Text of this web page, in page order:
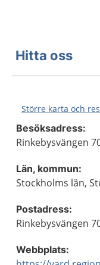
Hitta oss
Större karta och
Besöksadress:
Rinkebysvängen
Län, kommun:
Stockholms län,
Postadress:
Rinkebysvängen
Webbplats: